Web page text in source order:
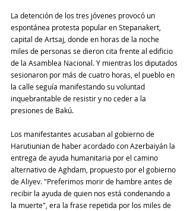
La detención de los tres jóvenes provocó un
espontánea protesta popular en Stepanakert,
capital de Artsaj, donde en horas de la noche
miles de personas se dieron cita frente al edificio
de la Asamblea Nacional. Y mientras los diputados
sesionaron por más de cuatro horas, el pueblo en
la calle seguía manifestando su voluntad
inquebrantable de resistir y no ceder a la
presiones de Bakú.
Los manifestantes acusaban al gobierno de
Harutiunian de haber acordado con Azerbaiyán la
entrega de ayuda humanitaria por el camino
alternativo de Aghdam, propuesto por el gobierno
de Aliyev. "Preferimos morir de hambre antes de
recibir la ayuda de quien nos está condenando a
la muerte", era la frase repetida por los miles de